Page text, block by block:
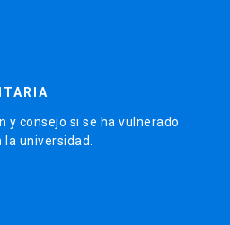
y consejo si se ha vulnerado
la universidad.